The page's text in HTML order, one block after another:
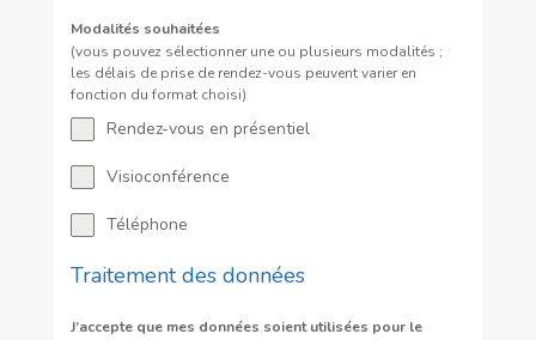
Modalités souhaitées
(vous pouvez sélectionner une ou plusieurs modalités ;
les délais de prise de rendez-vous peuvent varier en
fonction du format choisi)
Rendez-vous en présentiel
Visioconférence
Téléphone
Traitement des données
J’accepte que mes données soient utilisées pour le